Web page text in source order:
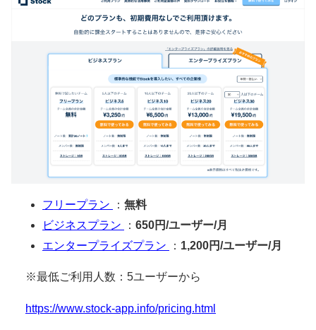
フリープラン ： 無料
ビジネスプラン
： 650円/ユーザー/月
エンタープライズプラン
： 1,200円/ユーザー/月
※最低ご利用人数：5ユーザーから
https://www.stock-app.info/pricing.html